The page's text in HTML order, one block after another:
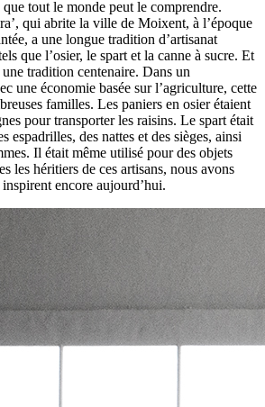
tout le monde peut le comprendre.
qui abrite la ville de Moixent, à l’époque
a une longue tradition d’artisanat
que l’osier, le spart et la canne à sucre. Et
tradition centenaire. Dans un
une économie basée sur l’agriculture, cette
familles. Les paniers en osier étaient
pour transporter les raisins. Le spart était
espadrilles, des nattes et des sièges, ainsi
Il était même utilisé pour des objets
les héritiers de ces artisans, nous avons
encore aujourd’hui.